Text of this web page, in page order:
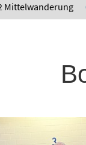
Mittelwanderung